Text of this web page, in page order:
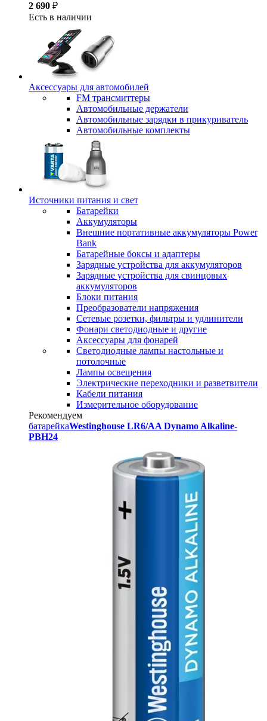
2 690 ₽
Есть в наличии
Аксессуары для автомобилей
FM трансмиттеры
Автомобильные держатели
Автомобильные зарядки в прикуриватель
Автомобильные комплекты
Источники питания и свет
Батарейки
Аккумуляторы
Внешние портативные аккумуляторы Power
Bank
Батарейные боксы и адаптеры
Зарядные устройства для аккумуляторов
Зарядные устройства для свинцовых
аккумуляторов
Блоки питания
Преобразователи напряжения
Сетевые розетки, фильтры и удлинители
Фонари светодиодные и другие
Аксессуары для фонарей
Светодиодные лампы настольные и
потолочные
Лампы освещения
Электрические переходники и разветвители
Кабели питания
Измерительное оборудование
Рекомендуем
батарейкаWestinghouse LR6/AA Dynamo Alkaline-
PBH24